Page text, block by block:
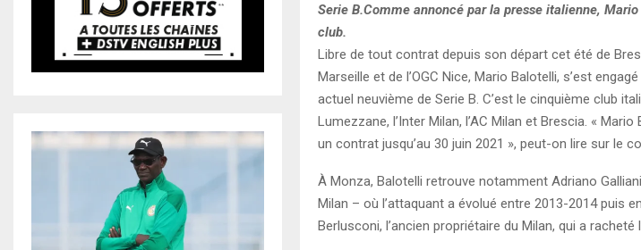
Serie B.Comme annoncé par la presse italienne,
club.
Libre de tout contrat depuis son départ cet été de
Marseille et de l’OGC Nice, Mario Balotelli, s’est
actuel neuvième de Serie B. C’est le cinquième club
Lumezzane, l’Inter Milan, l’AC Milan et Brescia. «
un contrat jusqu’au 30 juin 2021 », peut-on lire sur le
À Monza, Balotelli retrouve notamment Adriano
Milan – où l’attaquant a évolué entre 2013-2014 puis
Berlusconi, l’ancien propriétaire du Milan, qui a racheté